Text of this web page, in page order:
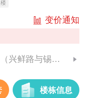
变价通知
沈北新 沈北新区七星大街53号（兴鲜路与锡伯大街交汇处北侧）
楼栋信息